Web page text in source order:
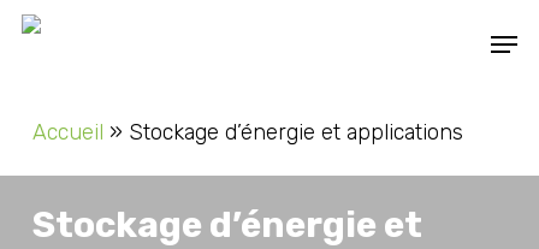
Skip
content
Accueil » Stockage d’énergie et applications
Stockage d’énergie et